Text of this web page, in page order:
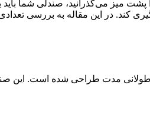
میز می‌گذرانید، صندلی شما باید
کند. در این مقاله به بررسی
مدت طراحی شده است. این